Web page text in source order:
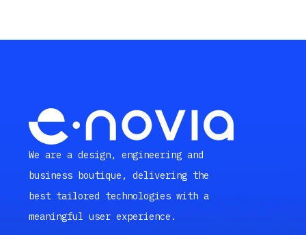
We are a design, engineering and
business boutique, delivering the
best tailored technologies with a
meaningful user experience.